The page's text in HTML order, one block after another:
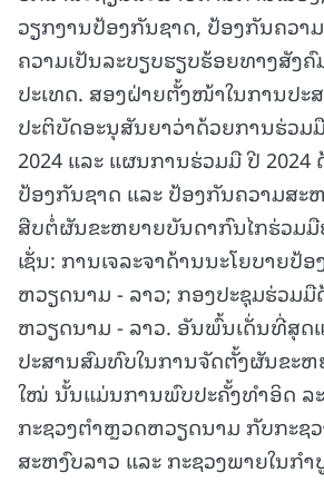
ວຽກງານປ້ອງກັນຊາດ, ປ້ອງກັນຄວາ
ຄວາມເປັນລະບຽບຮຽບຮ້ອຍທາງສັງ
ປະເທດ. ສອງຝ່າຍຕັ້ງໜ້າໃນການປະ
ປະຕິບັດອະນຸສັນຍາວ່າດ້ວຍການຮ່ວມ
2024 ແລະ ແຜນການຮ່ວມມື ປີ 2024
ປ້ອງກັນຊາດ ແລະ ປ້ອງກັນຄວາມສະ
ສືບຕໍ່ຜັນຂະຫຍາຍບັນດາກົນໄກຮ່ວມ
ເຊັ່ນ: ການເຈລະຈາດ້ານນະໂຍບາຍປ້
ຫວຽດນາມ - ລາວ; ກອງປະຊຸມຮ່ວມ
ຫວຽດນາມ - ລາວ. ອັນພົ້ນເດັ່ນທີ່ສຸດ
ປະສານສົມທົບໃນການຈັດຕັ້ງຜັນຂະ
ໃໝ່ ນັ້ນແມ່ນການພົບປະຄັ້ງທໍາອິດ ລ
ກະຊວງຕໍາຫຼວດຫວຽດນາມ ກັບກະຊ
ສະຫງົບລາວ ແລະ ກະຊວງພາຍໃນກໍາ